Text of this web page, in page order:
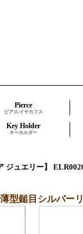
Pierce
ピアス/イヤカフス
Key Holder
キーホルダー
ジュエリー】
型鎚目シルバー